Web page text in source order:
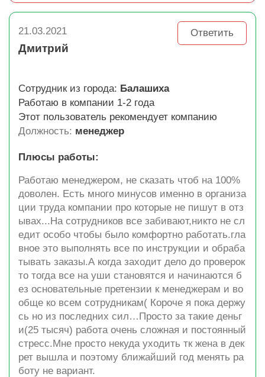
21.03.2021 Ответить
Дмитрий
Сотрудник из города: Балашиха
Работаю в компании 1-2 года
Этот пользователь рекомендует компанию
Должность: менеджер
Плюсы работы:
Работаю менеджером, не сказать чтоб на 100%
доволен. Есть много минусов именно в организа
ции труда компании про которые не пишут в отз
ывах...На сотрудников все забивают,никто не сл
едит особо чтобы было комфортно работать.гла
вное это выполнять все по инструкции и обраба
тывать заказы.А когда заходит дело до проверок
то тогда все на уши становятся и начинаются б
ез основательные претензии к менеджерам и во
обще ко всем сотрудникам( Короче я пока держу
сь но из последних сил…Просто за такие деньг
и(25 тысяч) работа очень сложная и постоянный
стресс.Мне просто некуда уходить тк жена в дек
рет вышла и поэтому ближайший год менять ра
боту не вариант.